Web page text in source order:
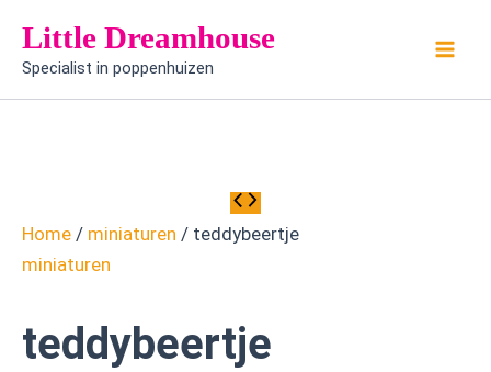
naar
inhoud
Little Dreamhouse
Specialist in poppenhuizen
Home / miniaturen / teddybeertje
miniaturen
teddybeertje
aantal